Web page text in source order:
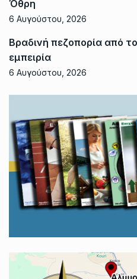
Όθρη
6 Αυγούστου, 2026
Βραδινή πεζοπορία από
εμπειρία
6 Αυγούστου, 2026